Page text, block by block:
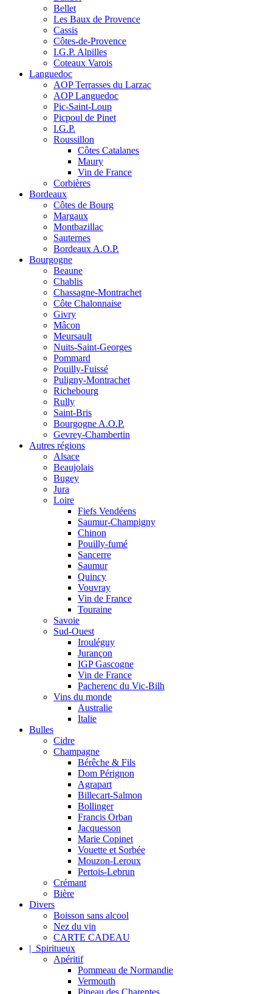
Bellet
Les Baux de Provence
Cassis
Côtes-de-Provence
I.G.P. Alpilles
Coteaux Varois
Languedoc
AOP Terrasses du Larzac
AOP Languedoc
Pic-Saint-Loup
Picpoul de Pinet
I.G.P.
Roussillon
Côtes Catalanes
Maury
Vin de France
Corbières
Bordeaux
Côtes de Bourg
Margaux
Montbazillac
Sauternes
Bordeaux A.O.P.
Bourgogne
Beaune
Chablis
Chassagne-Montrachet
Côte Chalonnaise
Givry
Mâcon
Meursault
Nuits-Saint-Georges
Pommard
Pouilly-Fuissé
Puligny-Montrachet
Richebourg
Rully
Saint-Bris
Bourgogne A.O.P.
Gevrey-Chambertin
Autres régions
Alsace
Beaujolais
Bugey
Jura
Loire
Fiefs Vendéens
Saumur-Champigny
Chinon
Pouilly-fumé
Sancerre
Saumur
Quincy
Vouvray
Vin de France
Touraine
Savoie
Sud-Ouest
Irouléguy
Jurançon
IGP Gascogne
Vin de France
Pacherenc du Vic-Bilh
Vins du monde
Australie
Italie
Bulles
Cidre
Champagne
Bérêche & Fils
Dom Pérignon
Agrapart
Billecart-Salmon
Bollinger
Francis Orban
Jacquesson
Marie Copinet
Vouette et Sorbée
Mouzon-Leroux
Pertois-Lebrun
Crémant
Bière
Divers
Boisson sans alcool
Nez du vin
CARTE CADEAU
| Spiritueux
Apéritif
Pommeau de Normandie
Vermouth
Pineau des Charentes